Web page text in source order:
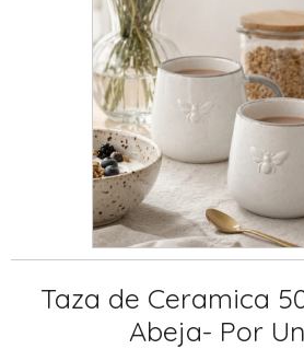
Taza de Ceramica
Abeja- Por